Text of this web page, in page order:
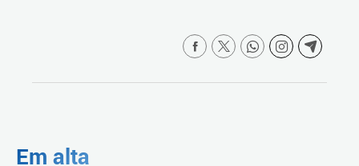
Em alta